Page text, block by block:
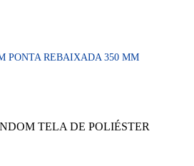
PONTA REBAIXADA 350 MM